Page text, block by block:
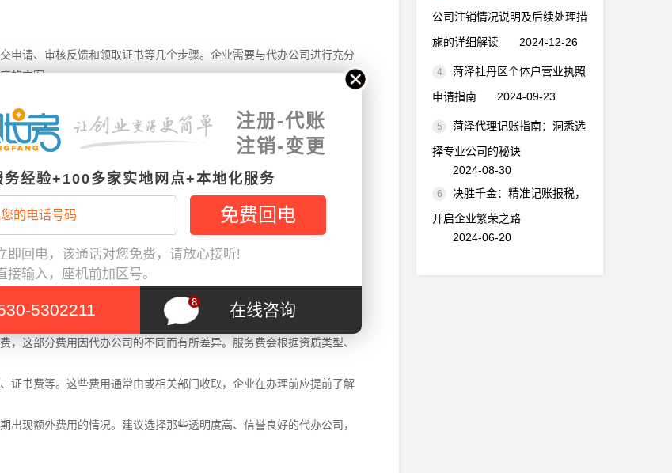
申请、审核反馈和领取证书等几个步骤。企业需要与代办公司进行充分
的方案。
执照、法人身份证、公司章程、财务报表等。代办公司会根据具体的
的材料提交至相关部门，并跟进审核进度，确保申请能够顺利通过。
进行调整和补充。
：首先是企业的基本信息材料，如营业执照副本、组织机构代码证和
质时，需提交技术人员的职称证书、职业资格证书等。企业的项目经
等。这些材料能够反映企业的经济实力，帮助审核部门评估企业的资
这部分费用因代办公司的不同而有所差异。服务费会根据资质类型、
证书费等。这些费用通常由或相关部门收取，企业在办理前应提前了解
现额外费用的情况。建议选择那些透明度高、信誉良好的代办公司，
公司注销情况说明及后续处理措
施的详细解读
2024-12-26
4
菏泽牡丹区个体户营业执照
申请指南
2024-09-23
5
菏泽代理记账指南：洞悉选
择专业公司的秘诀
2024-08-30
6
决胜千金：精准记账报税，
开启企业繁荣之路
2024-06-20
注册-代账
注销-变更
务经验+100多家实地网点+本地化服务
即回电，该通话对您免费，请放心接听!
接输入，座机前加区号。
5302211 在线咨询